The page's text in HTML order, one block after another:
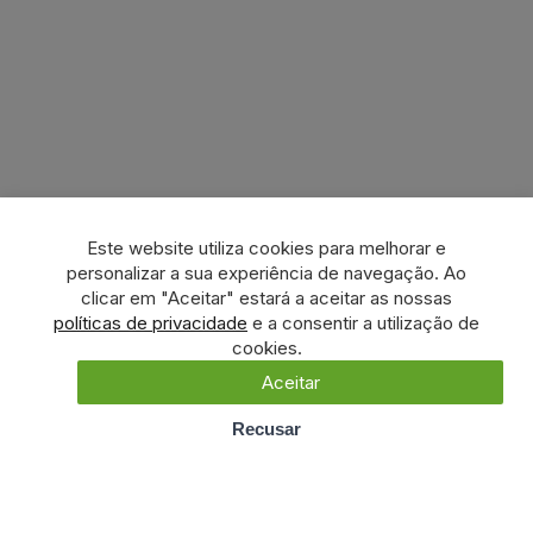
Este website utiliza cookies para melhorar e
personalizar a sua experiência de navegação. Ao
clicar em "Aceitar" estará a aceitar as nossas
políticas de privacidade e a consentir a utilização de
cookies.
Aceitar
Recusar